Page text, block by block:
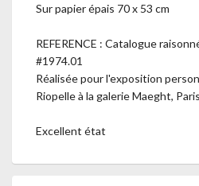
Sur papier épais 70 x 53 cm
REFERENCE : Catalogue
#1974.01
Réalisée pour l'exposition
Riopelle à la galerie Maeght,
Excellent état